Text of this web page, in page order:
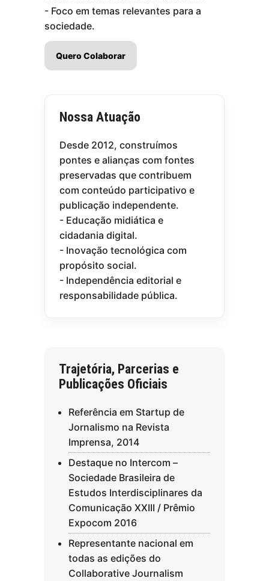
- Foco em temas relevantes para a
sociedade.
Quero Colaborar
Nossa Atuação
Desde 2012, construímos
pontes e alianças com fontes
preservadas que contribuem
com conteúdo participativo e
publicação independente.
- Educação midiática e
cidadania digital.
- Inovação tecnológica com
propósito social.
- Independência editorial e
responsabilidade pública.
Trajetória, Parcerias e
Publicações Oficiais
Referência em Startup de
Jornalismo na Revista
Imprensa, 2014
Destaque no Intercom –
Sociedade Brasileira de
Estudos Interdisciplinares da
Comunicação XXIII / Prêmio
Expocom 2016
Representante nacional em
todas as edições do
Collaborative Journalism